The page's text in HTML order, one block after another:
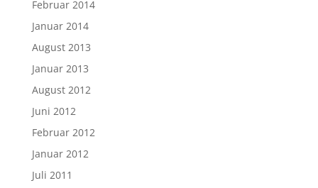
Februar 2014
Januar 2014
August 2013
Januar 2013
August 2012
Juni 2012
Februar 2012
Januar 2012
Juli 2011